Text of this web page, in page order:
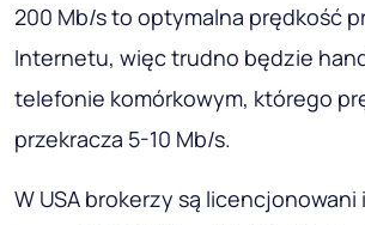
200 Mb/s to optymalna prędkość
Internetu, więc trudno będzie
telefonie komórkowym, którego
przekracza 5-10 Mb/s.
W USA brokerzy są